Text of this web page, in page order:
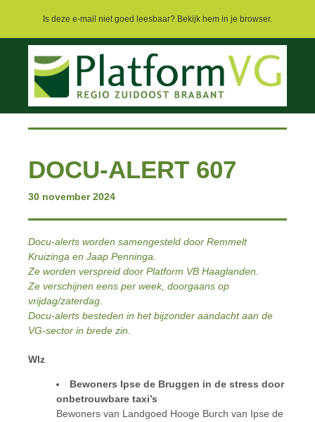
Is deze e-mail niet goed leesbaar? Bekijk hem in je browser.
DOCU-ALERT 607
30 november 2024
Docu-alerts worden samengesteld door Remmelt
Kruizinga en Jaap Penninga.
Ze worden verspreid door Platform VB Haaglanden.
Ze verschijnen eens per week, doorgaans op
vrijdag/zaterdag.
Docu-alerts besteden in het bijzonder aandacht aan de
VG-sector in brede zin.
Wlz
Bewoners Ipse de Bruggen in de stress door
onbetrouwbare taxi’s
Bewoners van Landgoed Hooge Burch van Ipse de